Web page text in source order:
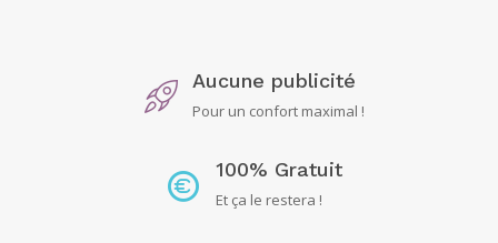
Aucune publicité
Pour un confort maximal !
100% Gratuit
Et ça le restera !